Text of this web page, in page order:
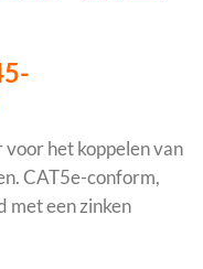
het koppelen van
CAT5e-conform,
met een zinken